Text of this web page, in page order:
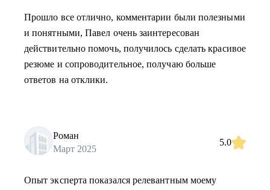
Прошло все отлично, комментарии были полезными
и понятными, Павел очень заинтересован
действительно помочь, получилось сделать красивое
резюме и сопроводительное, получаю больше
ответов на отклики.
Роман
Март 2025
5.0
Опыт эксперта показался релевантным моему